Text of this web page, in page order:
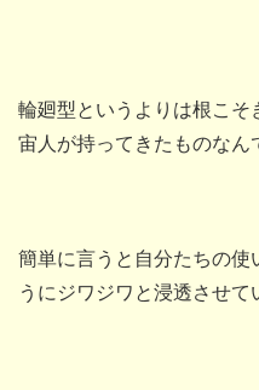
輪廻型というよりは根こ
宙人が持ってきたものなん
簡単に言うと自分たちの使
うにジワジワと浸透させて